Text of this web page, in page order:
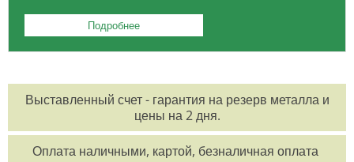
выбранной вами транспортной компании.
8 495 215-17-81,
8 800 555-57-68
или по электронной почте office@orisgroup.ru
БЕСПЛАТНЫЙ ЗАЕЗДна складскую территорию для клиентов "ТПК
Союз-Орис".
Подробнее
Выставленный счет - гарантия на резерв металла и
цены на 2 дня.
Оплата наличными, картой, безналичная оплата